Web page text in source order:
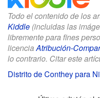
Todo el contenido de los
Kiddle (incluidas las
libremente para fines
licenciaAtribución-
lo contrario. Citar este
Distrito de Conthey para